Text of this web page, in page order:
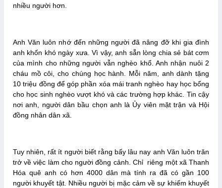
nhiều người hơn.
Anh Văn luôn nhớ đến những người đã nâng đỡ khi gia đình
anh khốn khó ngày xưa. Vì vậy, anh sẵn lòng chia sẻ bát cơm
của mình cho những người vẫn nghèo khổ. Anh nhận nuôi 2
cháu mồ côi, cho chúng học hành. Mỗi năm, anh dành tặng
10 triệu đồng để góp phần xóa mái tranh nghèo hay học bổng
cho học sinh nghèo vượt khó và các trường hợp khác. Tin cậy
nơi anh, người dân bầu chọn anh là Ủy viên mặt trận và Hội
đồng nhân dân xã.
Tuy nhiên, rất ít người biết rằng bấy lâu nay anh Văn luôn trăn
trở về việc làm cho người đồng cảnh. Chỉ riêng một xã Thanh
Hóa quê anh có hơn 4000 dân mà tính ra đã có gần 100
người khuyết tật. Nhiều người bị mặc cảm về sự khiếm khuyết